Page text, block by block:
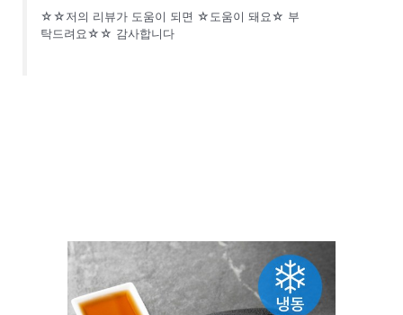
☆☆저의 리뷰가 도움이 되면 ☆도움이 돼요☆ 부
탁드려요☆☆ 감사합니다